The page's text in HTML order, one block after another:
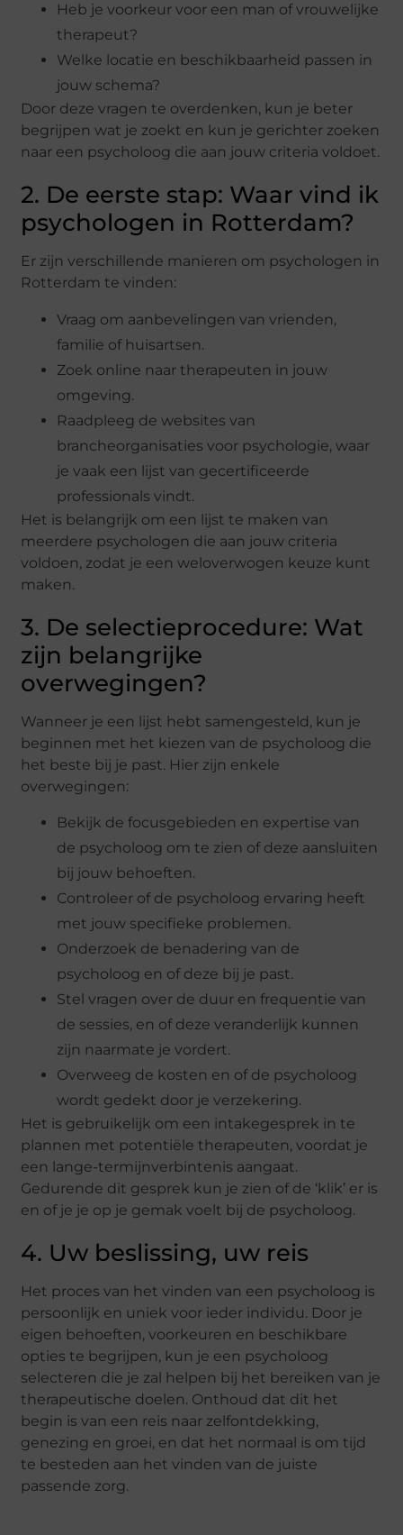
Heb je voorkeur voor een man of vrouwelijke
therapeut?
Welke locatie en beschikbaarheid passen in
jouw schema?
Door deze vragen te overdenken, kun je beter
begrijpen wat je zoekt en kun je gerichter zoeken
naar een psycholoog die aan jouw criteria voldoet.
2. De eerste stap: Waar vind ik
psychologen in Rotterdam?
Er zijn verschillende manieren om psychologen in
Rotterdam te vinden:
Vraag om aanbevelingen van vrienden,
familie of huisartsen.
Zoek online naar therapeuten in jouw
omgeving.
Raadpleeg de websites van
brancheorganisaties voor psychologie, waar
je vaak een lijst van gecertificeerde
professionals vindt.
Het is belangrijk om een lijst te maken van
meerdere psychologen die aan jouw criteria
voldoen, zodat je een weloverwogen keuze kunt
maken.
3. De selectieprocedure: Wat
zijn belangrijke
overwegingen?
Wanneer je een lijst hebt samengesteld, kun je
beginnen met het kiezen van de psycholoog die
het beste bij je past. Hier zijn enkele
overwegingen:
Bekijk de focusgebieden en expertise van
de psycholoog om te zien of deze aansluiten
bij jouw behoeften.
Controleer of de psycholoog ervaring heeft
met jouw specifieke problemen.
Onderzoek de benadering van de
psycholoog en of deze bij je past.
Stel vragen over de duur en frequentie van
de sessies, en of deze veranderlijk kunnen
zijn naarmate je vordert.
Overweeg de kosten en of de psycholoog
wordt gedekt door je verzekering.
Het is gebruikelijk om een intakegesprek in te
plannen met potentiële therapeuten, voordat je
een lange-termijnverbintenis aangaat.
Gedurende dit gesprek kun je zien of de ‘klik’ er is
en of je je op je gemak voelt bij de psycholoog.
4. Uw beslissing, uw reis
Het proces van het vinden van een psycholoog is
persoonlijk en uniek voor ieder individu. Door je
eigen behoeften, voorkeuren en beschikbare
opties te begrijpen, kun je een psycholoog
selecteren die je zal helpen bij het bereiken van je
therapeutische doelen. Onthoud dat dit het
begin is van een reis naar zelfontdekking,
genezing en groei, en dat het normaal is om tijd
te besteden aan het vinden van de juiste
passende zorg.